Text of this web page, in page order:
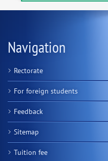
Navigation
Rectorate
For foreign students
Feedback
Sitemap
Tuition fee